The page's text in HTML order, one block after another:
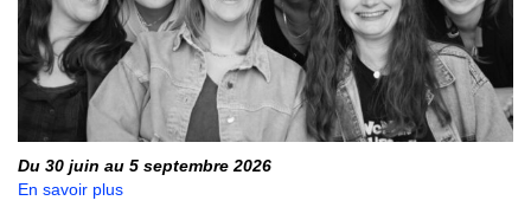
Du 30 juin au 5 septembre 2026
En savoir plus